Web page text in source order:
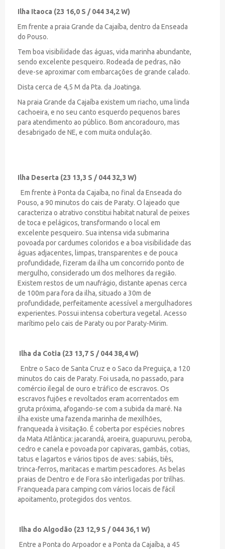
Ilha Itaoca (23 16,0 S / 044 34,2 W)
Em frente a praia Grande da Cajaíba, dentro da Enseada
do Pouso.
Tem boa visibilidade das águas, vida marinha abundante,
sendo excelente pesqueiro. Rodeada de pedras, não
deve-se aproximar com embarcações de grande calado.
Dista cerca de 4,5 M da Pta. da Joatinga.
Na praia Grande da Cajaíba existem um riacho, uma linda
cachoeira, e no seu canto esquerdo pequenos bares
para atendimento ao público. Bom ancoradouro, mas
desabrigado de NE, e com muita ondulação.
Ilha Deserta (23 13,3 S / 044 32,3 W)
Em frente à Ponta da Cajaíba, no final da Enseada do
Pouso, a 90 minutos do cais de Paraty. O lajeado que
caracteriza o atrativo constitui habitat natural de peixes
de toca e pelágicos, transformando o local em
excelente pesqueiro. Sua intensa vida submarina
povoada por cardumes coloridos e a boa visibilidade das
águas adjacentes, limpas, transparentes e de pouca
profundidade, fizeram da ilha um concorrido ponto de
mergulho, considerado um dos melhores da região.
Existem restos de um naufrágio, distante apenas cerca
de 100m para fora da ilha, situado a 30m de
profundidade, perfeitamente acessível a mergulhadores
experientes. Possui intensa cobertura vegetal. Acesso
marítimo pelo cais de Paraty ou por Paraty-Mirim.
Ilha da Cotia (23 13,7 S / 044 38,4 W)
Entre o Saco de Santa Cruz e o Saco da Preguiça, a 120
minutos do cais de Paraty. Foi usada, no passado, para
comércio ilegal de ouro e tráfico de escravos. Os
escravos fujões e revoltados eram acorrentados em
gruta próxima, afogando-se com a subida da maré. Na
ilha existe uma fazenda marinha de mexilhões,
franqueada à visitação. É coberta por espécies nobres
da Mata Atlântica: jacarandá, aroeira, guapuruvu, peroba,
cedro e canela e povoada por capivaras, gambás, cotias,
tatus e lagartos e vários tipos de aves: sabiás, tiês,
trinca-ferros, maritacas e martim pescadores. As belas
praias de Dentro e de Fora são interligadas por trilhas.
Franqueada para camping com vários locais de fácil
apoitamento, protegidos dos ventos.
Ilha do Algodão (23 12,9 S / 044 36,1 W)
Entre a Ponta do Arpoador e a Ponta da Cajaíba, a 45